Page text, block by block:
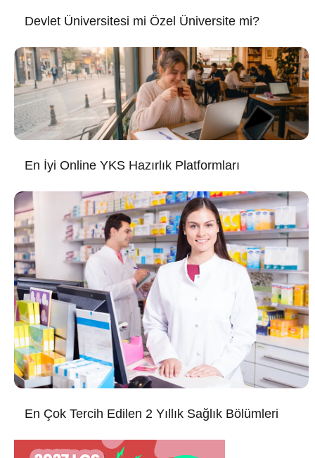
Devlet Üniversitesi mi Özel Üniversite mi?
En İyi Online YKS Hazırlık Platformları
En Çok Tercih Edilen 2 Yıllık Sağlık Bölümleri